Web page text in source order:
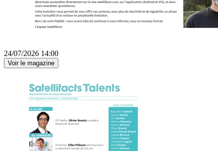
24/07/2026 14:00
Voir le magazine